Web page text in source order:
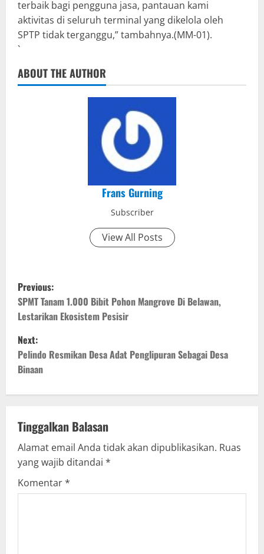
terbaik bagi pengguna jasa, pantauan kami
aktivitas di seluruh terminal yang dikelola oleh
SPTP tidak terganggu,” tambahnya.(MM-01).
`
ABOUT THE AUTHOR
Frans Gurning
Subscriber
View All Posts
P
o
s
t
n
v
i
g
Previous:
SPMT Tanam 1.000 Bibit Pohon Mangrove Di Belawan,
Lestarikan Ekosistem Pesisir
Next:
Pelindo Resmikan Desa Adat Penglipuran Sebagai Desa
Binaan
Tinggalkan Balasan
Alamat email Anda tidak akan dipublikasikan. Ruas
yang wajib ditandai *
Komentar*